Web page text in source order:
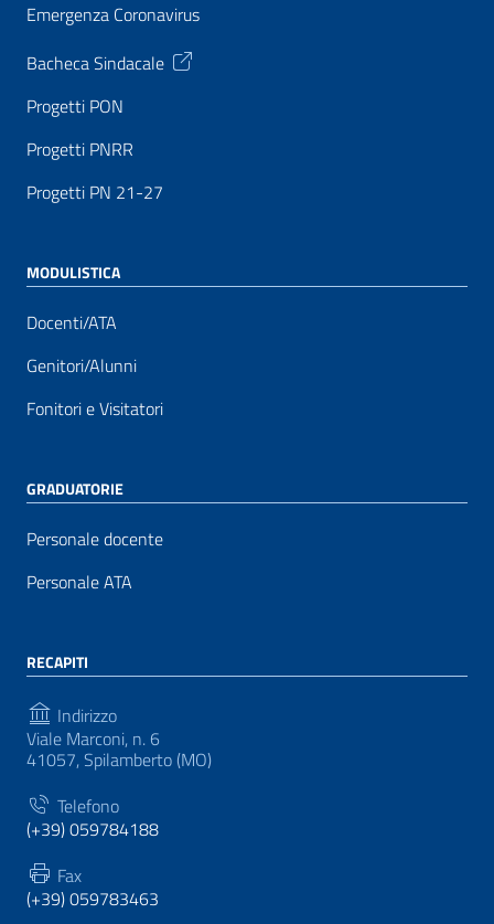
Emergenza Coronavirus
Bacheca Sindacale
Progetti PON
Progetti PNRR
Progetti PN 21-27
MODULISTICA
Docenti/ATA
Genitori/Alunni
Fonitori e Visitatori
GRADUATORIE
Personale docente
Personale ATA
RECAPITI
Indirizzo
Viale Marconi, n. 6
41057, Spilamberto (MO)
Telefono
(+39) 059784188
Fax
(+39) 059783463